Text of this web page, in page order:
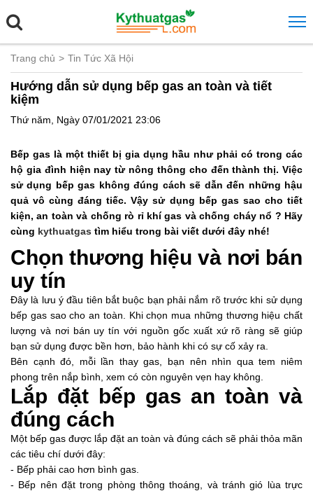
Trang chủ Tin Tức Xã Hội
Hướng dẫn sử dụng bếp gas an toàn và tiết
kiệm
Thứ năm, Ngày 07/01/2021 23:06
Bếp gas là một thiết bị gia dụng hầu như phải có trong các
hộ gia đình hiện nay từ nông thông cho đến thành thị. Việc
sử dụng bếp gas không đúng cách sẽ dẫn đến những hậu
quả vô cùng đáng tiếc. Vậy sử dụng bếp gas sao cho tiết
kiện, an toàn và chống rò rỉ khí gas và chống cháy nổ ? Hãy
cùng kythuatgas tìm hiểu trong bài viết dưới đây nhé!
Chọn thương hiệu và nơi bán
uy tín
Đây là lưu ý đầu tiên bắt buộc bạn phải nắm rõ trước khi sử dụng
bếp gas sao cho an toàn. Khi chọn mua những thương hiệu chất
lượng và nơi bán uy tín với nguồn gốc xuất xứ rõ ràng sẽ giúp
bạn sử dụng được bền hơn, bảo hành khi có sự cố xảy ra.
Bên cạnh đó, mỗi lần thay gas, bạn nên nhìn qua tem niêm
phong trên nắp bình, xem có còn nguyên vẹn hay không.
Lắp đặt bếp gas an toàn và
đúng cách
Một bếp gas được lắp đặt an toàn và đúng cách sẽ phải thỏa mãn
các tiêu chí dưới đây:
- Bếp phải cao hơn bình gas.
- Bếp nên đặt trong phòng thông thoáng, và tránh gió lùa trực